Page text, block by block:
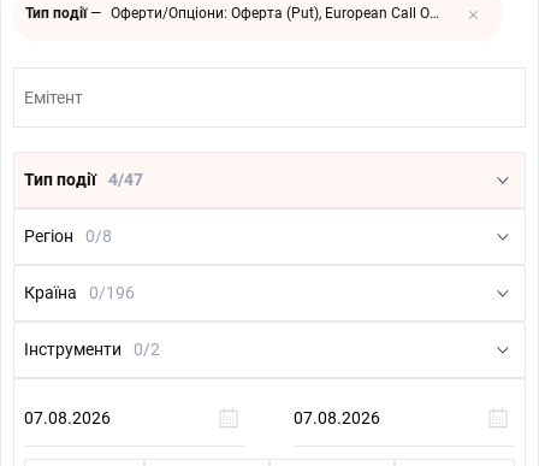
Тип події— Оферти/Опціони: Оферта (Put), European Call Options, Додаткова оферта, Оферта, опціон на продовження ×
Тип події 4/47
Регіон 0/8
Країна 0/196
Інструменти 0/2